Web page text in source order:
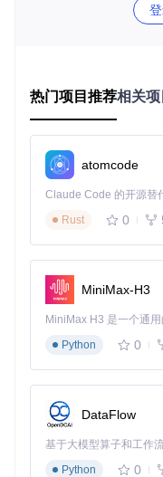
    ├── helper.py
setup.py: 项目安装
data/: 数据集目录，
models/
scripts/: 脚本目录，
: 工具函数目
2. 项目的启动文件
项目的启动文件位于
train.py: 用于训练模
evaluate.py : 用于
train.py
# scripts/train.py
import
from models import
from utils
parser =
热门项目推荐相关
atomcode
Rust
0
MiniMax-H3
Python
0
DataFlow
基于大模型算子和工作
Python
0